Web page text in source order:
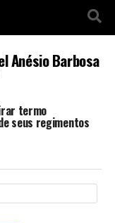
Anésio Barbosa
termo
seus regimentos